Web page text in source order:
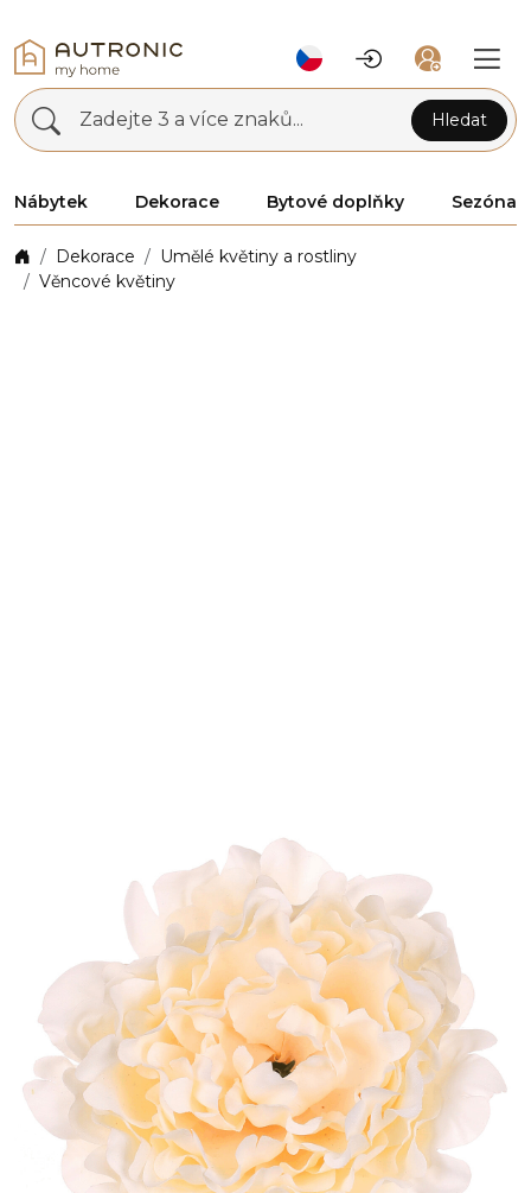
Zadejte 3 a více znaků... Hledat
Nábytek Dekorace Bytové doplňky Sezóna
Dekorace
Umělé květiny a rostliny
Věncové květiny